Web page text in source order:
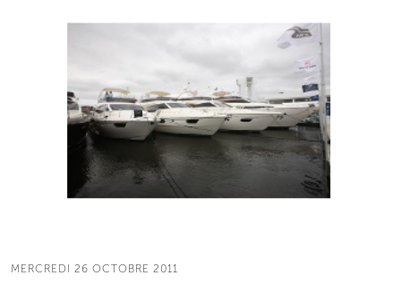
MERCREDI 26 OCTOBRE 2011